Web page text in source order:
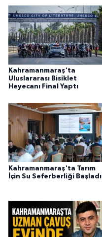
Kahramanmaraş'ta
Uluslararası Bisiklet
Heyecanı Final Yaptı
Kahramanmaraş'ta Tarım
İçin Su Seferberliği Başladı
TANITIM
HABERDE İNSAN